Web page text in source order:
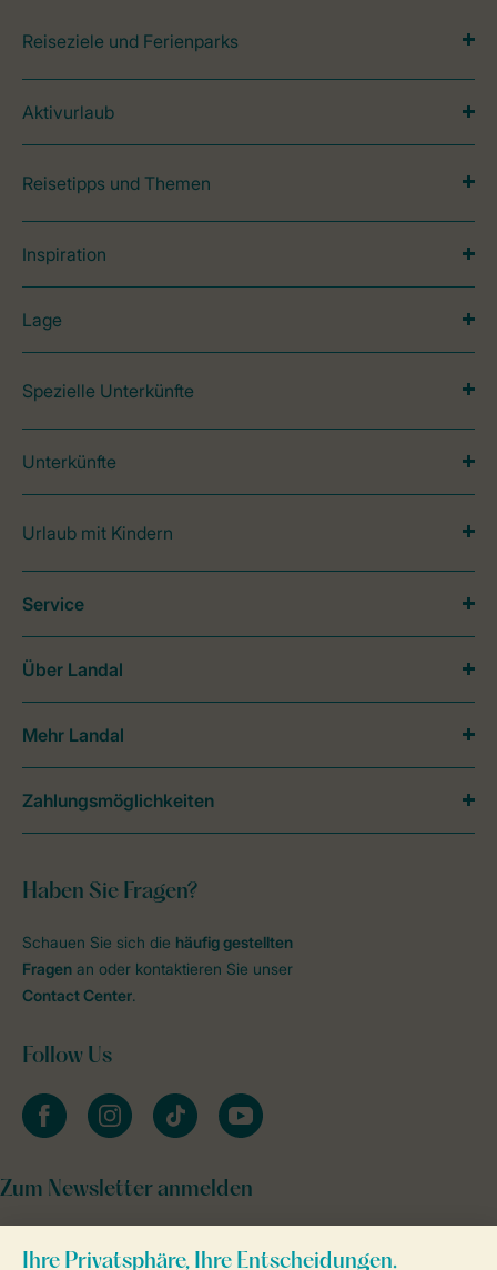
Reiseziele und Ferienparks
Aktivurlaub
Reisetipps und Themen
Inspiration
Lage
Spezielle Unterkünfte
Unterkünfte
Urlaub mit Kindern
Haben Sie Fragen?
Schauen Sie sich die häufig gestellten
Fragen an oder kontaktieren Sie unser
Contact Center.
Follow Us
facebookinstagramtiktok youtube
Zum Newsletter anmelden
Service
Über Landal
Mehr Landal
Zahlungsmöglichkeiten